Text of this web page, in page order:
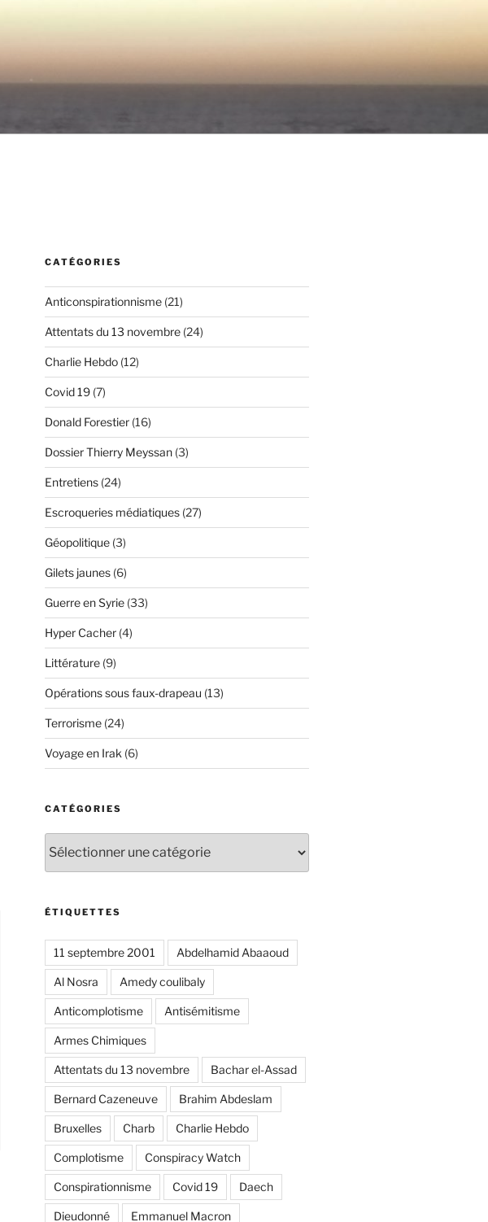
CATÉGORIES
Anticonspirationnisme(21)
Attentats du 13 novembre(24)
Charlie Hebdo(12)
Covid 19(7)
Donald Forestier(16)
Dossier Thierry Meyssan(3)
Entretiens(24)
Escroqueries médiatiques(27)
Géopolitique(3)
Gilets jaunes(6)
Guerre en Syrie(33)
Hyper Cacher(4)
Littérature(9)
Opérations sous faux-drapeau (13)
Terrorisme(24)
Voyage en Irak (6)
CATÉGORIES
ÉTIQUETTES
11 septembre 2001 Abdelhamid Abaaoud
Al Nosra Amedy coulibaly
Anticomplotisme Antisémitisme
Armes Chimiques
Attentats du 13 novembre Bachar el-Assad
Bernard Cazeneuve Brahim Abdeslam
Bruxelles Charb Charlie Hebdo
Complotisme Conspiracy Watch
Conspirationnisme Covid 19 Daech
Dieudonné Emmanuel Macron